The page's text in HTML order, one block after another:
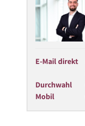
E-Mail direkt
Durchwahl
Mobil